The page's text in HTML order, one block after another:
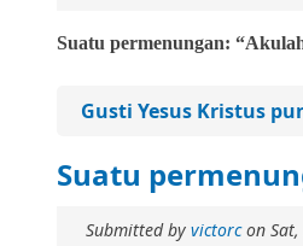
Suatu permenungan:
Gusti Yesus Kristus
Suatu
Submitted by victorcon